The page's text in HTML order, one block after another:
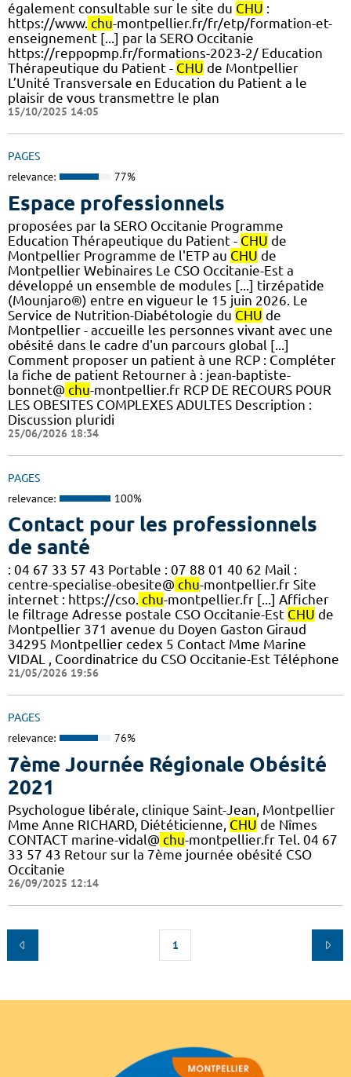
également consultable sur le site du CHU :
https://www. chu-montpellier.fr/fr/etp/formation-et-
enseignement [...] par la SERO Occitanie
https://reppopmp.fr/formations-2023-2/ Education
Thérapeutique du Patient - CHU de Montpellier
L’Unité Transversale en Education du Patient a le
plaisir de vous transmettre le plan
15/10/2025 14:05
PAGES
relevance: 77%
Espace professionnels
proposées par la SERO Occitanie Programme
Education Thérapeutique du Patient - CHU de
Montpellier Programme de l'ETP au CHU de
Montpellier Webinaires Le CSO Occitanie-Est a
développé un ensemble de modules [...] tirzépatide
(Mounjaro®) entre en vigueur le 15 juin 2026. Le
Service de Nutrition-Diabétologie du CHU de
Montpellier - accueille les personnes vivant avec une
obésité dans le cadre d'un parcours global [...]
Comment proposer un patient à une RCP : Compléter
la fiche de patient Retourner à : jean-baptiste-
bonnet@ chu-montpellier.fr RCP DE RECOURS POUR
LES OBESITES COMPLEXES ADULTES Description :
Discussion pluridi
25/06/2026 18:34
PAGES
relevance: 100%
Contact pour les professionnels
de santé
: 04 67 33 57 43 Portable : 07 88 01 40 62 Mail :
centre-specialise-obesite@ chu-montpellier.fr Site
internet : https://cso. chu-montpellier.fr [...] Afficher
le filtrage Adresse postale CSO Occitanie-Est CHU de
Montpellier 371 avenue du Doyen Gaston Giraud
34295 Montpellier cedex 5 Contact Mme Marine
VIDAL , Coordinatrice du CSO Occitanie-Est Téléphone
21/05/2026 19:56
PAGES
relevance: 76%
7ème Journée Régionale Obésité
2021
Psychologue libérale, clinique Saint-Jean, Montpellier
Mme Anne RICHARD, Diététicienne, CHU de Nîmes
CONTACT marine-vidal@ chu-montpellier.fr Tel. 04 67
33 57 43 Retour sur la 7ème journée obésité CSO
Occitanie
26/09/2025 12:14
1